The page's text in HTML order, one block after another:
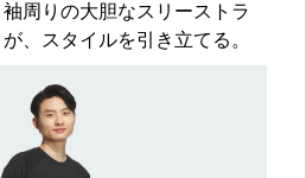
周りの大胆なスリーストラ
、スタイルを引き立てる。